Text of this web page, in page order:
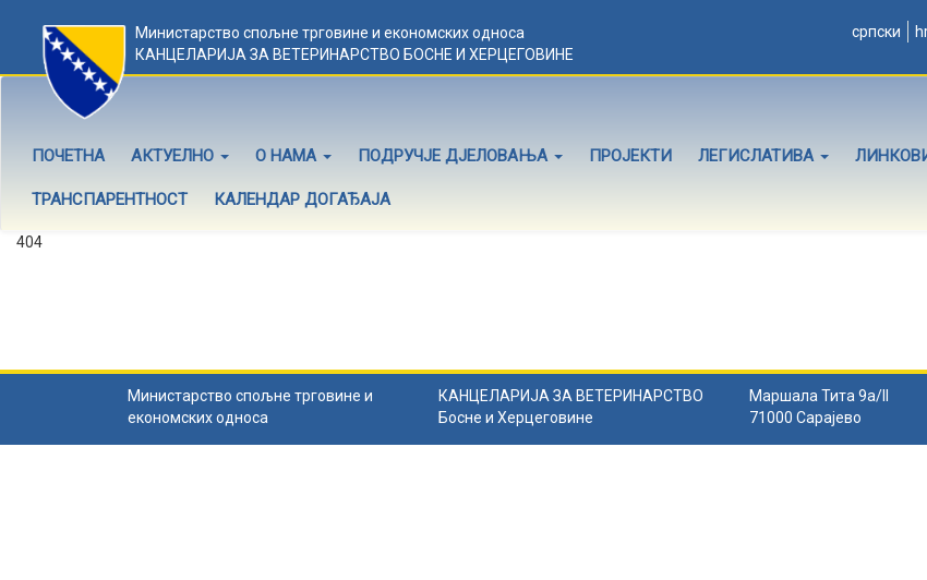
Министарство спољне трговине и економских односа
КАНЦЕЛАРИЈА ЗА ВЕТЕРИНАРСТВО БОСНЕ И ХЕРЦЕГОВИНЕ
српски
ПОЧЕТНА АКТУЕЛНО О НАМА ПОДРУЧЈЕ ДЈЕЛОВАЊА ПРОЈЕКТИ ЛЕГИСЛАТИВА
ТРАНСПАРЕНТНОСТ КАЛЕНДАР ДОГАЂАЈА
404
Министарство спољне трговине и
економских односа
КАНЦЕЛАРИЈА ЗА ВЕТЕРИНАРСТВО
Босне и Херцеговине
Маршала Тита 9а/II
71000 Сарајево